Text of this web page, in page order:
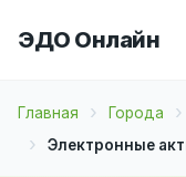
ЭДО Онлайн
Главная Города
Электронные